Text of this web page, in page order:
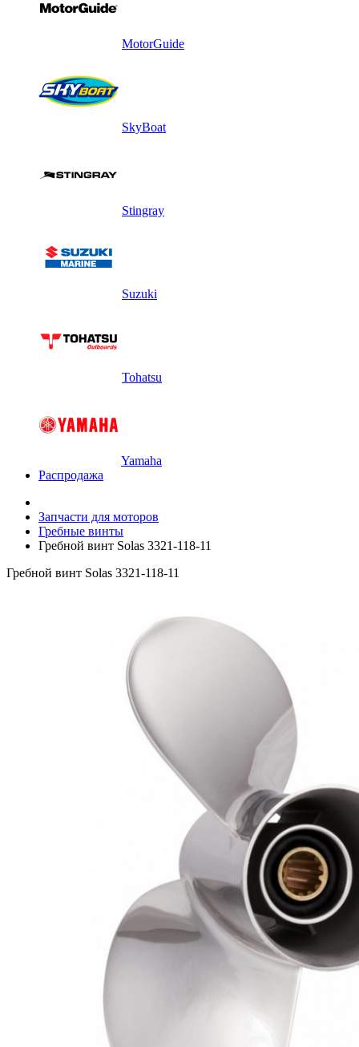
MotorGuide
SkyBoat
Stingray
Suzuki
Tohatsu
Yamaha
Распродажа
Запчасти для моторов
Гребные винты
Гребной винт Solas 3321-118-11
Гребной винт Solas 3321-118-11